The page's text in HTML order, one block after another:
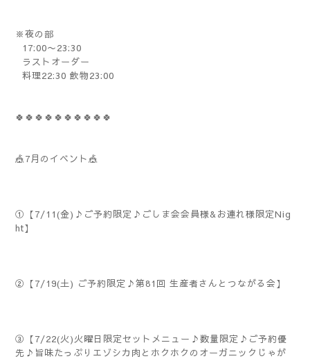
※夜の部
17:00〜23:30
ラストオーダー
料理22:30 飲物23:00
🍀🍀🍀🍀🍀🍀🍀🍀🍀🍀
🎪7月のイベント🎪
①【7/11(金)♪ご予約限定♪ごしま会会員様&お連れ様限定Nig
ht】
②【7/19(土) ご予約限定♪第81回 生産者さんとつながる会】
③【7/22(火)火曜日限定セットメニュー♪数量限定♪ご予約優
先♪旨味たっぷりエゾシカ肉とホクホクのオーガニックじゃが